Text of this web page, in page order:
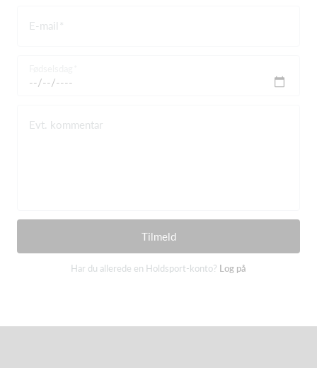
E-mail
Evt. kommentar
Tilmeld
Har du allerede en Holdsport-konto? Log på